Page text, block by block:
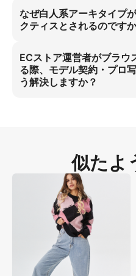
手デニムフレアージャンズ・イン
白人系ブラウススタジオモデル向
スタジオライトを駆使し、プラス
なぜ白人系アーキタイプ
クティスとされるのです
鳴を確立し、ターゲット層の嗜好
ャンペーンにおけるコンバージョ
沿うことでモデル契約コストを削減
ECストア運営者がブラウ
る際、モデル契約・プロ
う解決しますか？
似たよ